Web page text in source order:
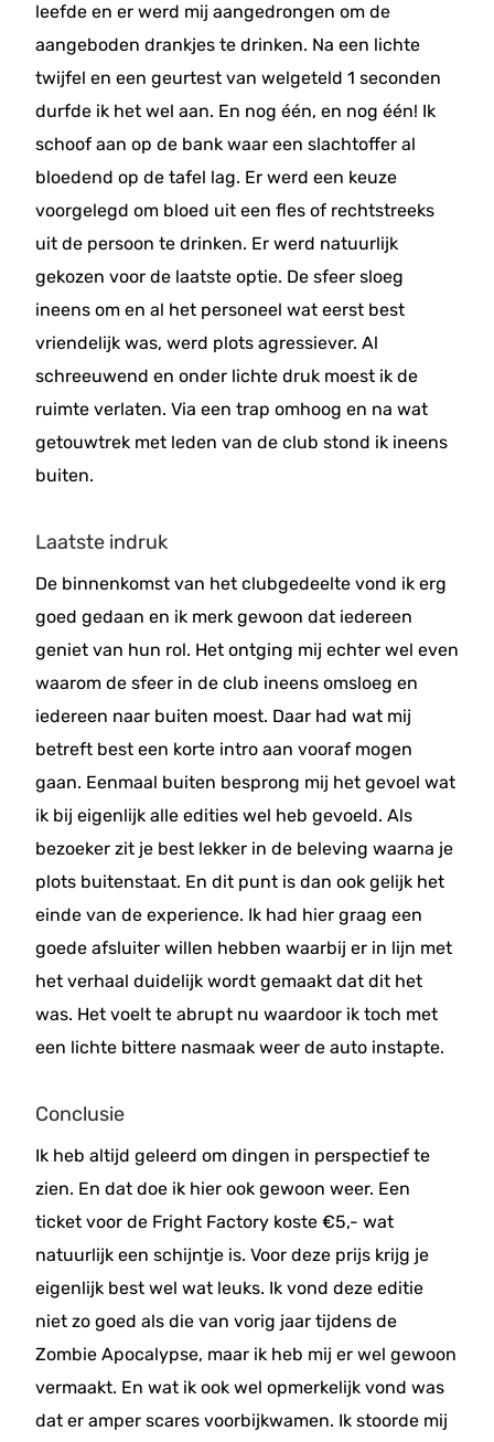
leefde en er werd mij aangedrongen om de
aangeboden drankjes te drinken. Na een lichte
twijfel en een geurtest van welgeteld 1 seconden
durfde ik het wel aan. En nog één, en nog één! Ik
schoof aan op de bank waar een slachtoffer al
bloedend op de tafel lag. Er werd een keuze
voorgelegd om bloed uit een fles of rechtstreeks
uit de persoon te drinken. Er werd natuurlijk
gekozen voor de laatste optie. De sfeer sloeg
ineens om en al het personeel wat eerst best
vriendelijk was, werd plots agressiever. Al
schreeuwend en onder lichte druk moest ik de
ruimte verlaten. Via een trap omhoog en na wat
getouwtrek met leden van de club stond ik ineens
buiten.
Laatste indruk
De binnenkomst van het clubgedeelte vond ik erg
goed gedaan en ik merk gewoon dat iedereen
geniet van hun rol. Het ontging mij echter wel even
waarom de sfeer in de club ineens omsloeg en
iedereen naar buiten moest. Daar had wat mij
betreft best een korte intro aan vooraf mogen
gaan. Eenmaal buiten besprong mij het gevoel wat
ik bij eigenlijk alle edities wel heb gevoeld. Als
bezoeker zit je best lekker in de beleving waarna je
plots buitenstaat. En dit punt is dan ook gelijk het
einde van de experience. Ik had hier graag een
goede afsluiter willen hebben waarbij er in lijn met
het verhaal duidelijk wordt gemaakt dat dit het
was. Het voelt te abrupt nu waardoor ik toch met
een lichte bittere nasmaak weer de auto instapte.
Conclusie
Ik heb altijd geleerd om dingen in perspectief te
zien. En dat doe ik hier ook gewoon weer. Een
ticket voor de Fright Factory koste €5,- wat
natuurlijk een schijntje is. Voor deze prijs krijg je
eigenlijk best wel wat leuks. Ik vond deze editie
niet zo goed als die van vorig jaar tijdens de
Zombie Apocalypse, maar ik heb mij er wel gewoon
vermaakt. En wat ik ook wel opmerkelijk vond was
dat er amper scares voorbijkwamen. Ik stoorde mij